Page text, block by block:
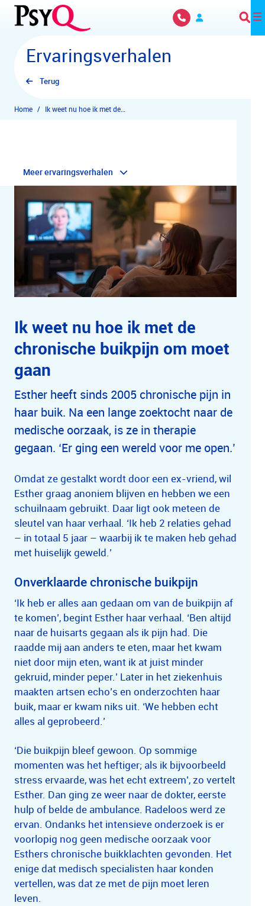
Overslaan en naar hoofdinhoud gaan
Ervaringsverhalen
Terug
Home
Meer ervaringsverhalen
Ik weet nu hoe ik met de
chronische buikpijn om moet
gaan
Esther heeft sinds 2005 chronische pijn in
haar buik. Na een lange zoektocht naar de
medische oorzaak, is ze in therapie
gegaan. ‘Er ging een wereld voor me open.’
Omdat ze gestalkt wordt door een ex-vriend, wil
Esther graag anoniem blijven en hebben we een
schuilnaam gebruikt. Daar ligt ook meteen de
sleutel van haar verhaal. ‘Ik heb 2 relaties gehad
– in totaal 5 jaar – waarbij ik te maken heb gehad
met huiselijk geweld.’
Onverklaarde chronische buikpijn
‘Ik heb er alles aan gedaan om van de buikpijn af
te komen’, begint Esther haar verhaal. ‘Ben altijd
naar de huisarts gegaan als ik pijn had. Die
raadde mij aan anders te eten, maar het kwam
niet door mijn eten, want ik at juist minder
gekruid, minder peper.’ Later in het ziekenhuis
maakten artsen echo’s en onderzochten haar
buik, maar er kwam niks uit. ‘We hebben echt
alles al geprobeerd.’
‘Die buikpijn bleef gewoon. Op sommige
momenten was het heftiger; als ik bijvoorbeeld
stress ervaarde, was het echt extreem’, zo vertelt
Esther. Dan ging ze weer naar de dokter, eerste
hulp of belde de ambulance. Radeloos werd ze
ervan. Ondanks het intensieve onderzoek is er
voorlopig nog geen medische oorzaak voor
Esthers chronische buikklachten gevonden. Het
enige dat medisch specialisten haar konden
vertellen, was dat ze met de pijn moet leren
leven.